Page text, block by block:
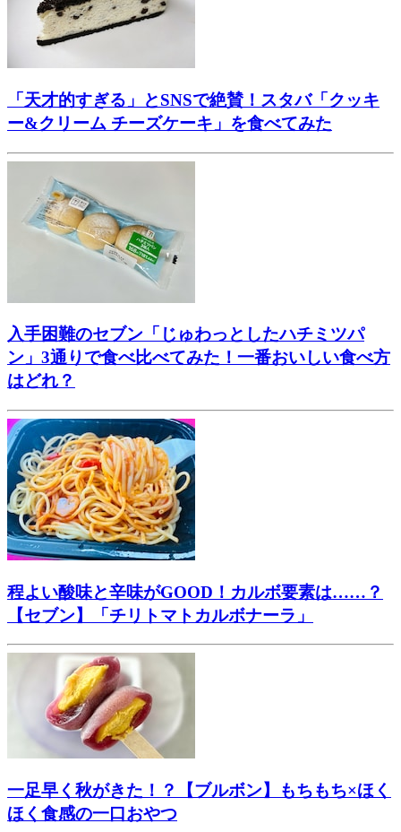
「天才的すぎる」とSNSで絶賛！スタバ「クッキ
ー&クリーム チーズケーキ」を食べてみた
入手困難のセブン「じゅわっとしたハチミツパ
ン」3通りで食べ比べてみた！一番おいしい食べ方
はどれ？
程よい酸味と辛味がGOOD！カルボ要素は……？
【セブン】「チリトマトカルボナーラ」
一足早く秋がきた！？【ブルボン】もちもち×ほく
ほく食感の一口おやつ